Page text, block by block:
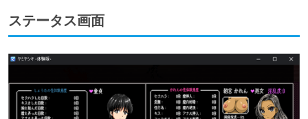
ステータス画面